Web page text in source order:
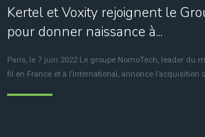
Kertel et Voxity rejoignent le
pour donner naissance à...
Paris, le 7 juin 2022 Le groupe NomoTech, leader du
fil en France et à l’international, annonce l’acquisition